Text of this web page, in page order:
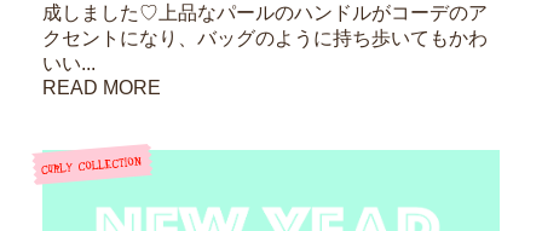
成しました♡上品なパールのハンドルがコーデのア
クセントになり、バッグのように持ち歩いてもかわ
いい...
READ MORE